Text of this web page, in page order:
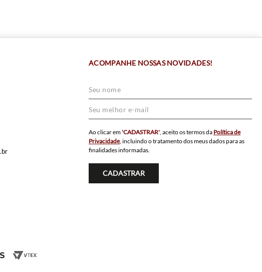
ACOMPANHE NOSSAS NOVIDADES!
Ao clicar em'CADASTRAR', aceito os termos da Política de
Privacidade, incluindo o tratamento dos meus dados para as
finalidades informadas.
CADASTRAR